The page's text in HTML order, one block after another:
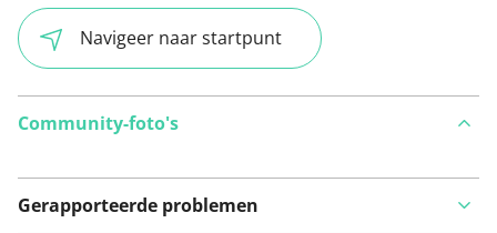
Navigeer naar startpunt
Community-foto's
Gerapporteerde problemen